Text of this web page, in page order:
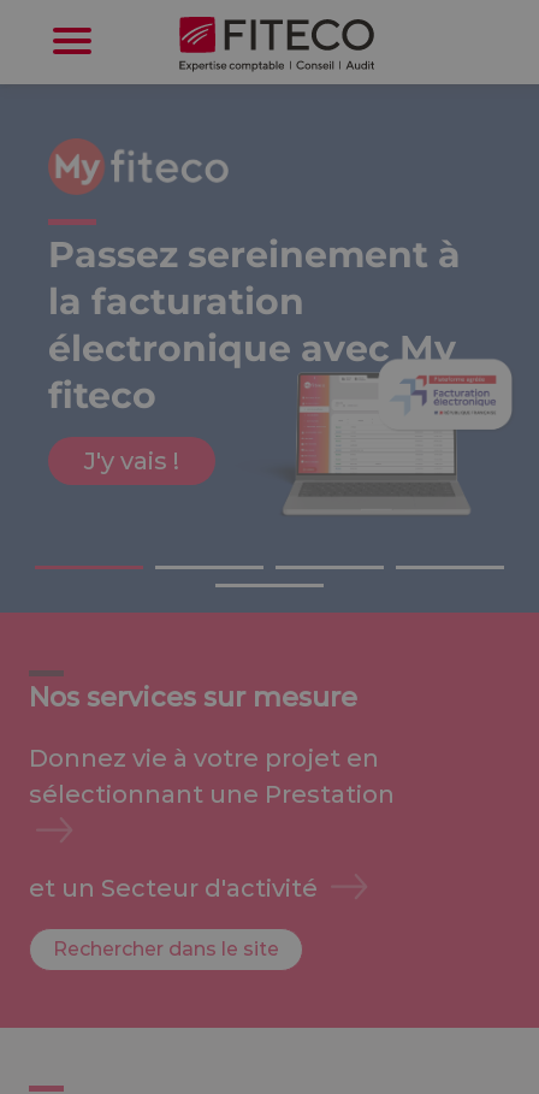
Passez sereinement à
la facturation
électronique avec My
fiteco
J'y vais !
Nos services sur mesure
Donnez vie à votre projet en
sélectionnant une Prestation
et un Secteur d'activité
Rechercher dans le site
Cookies management panel